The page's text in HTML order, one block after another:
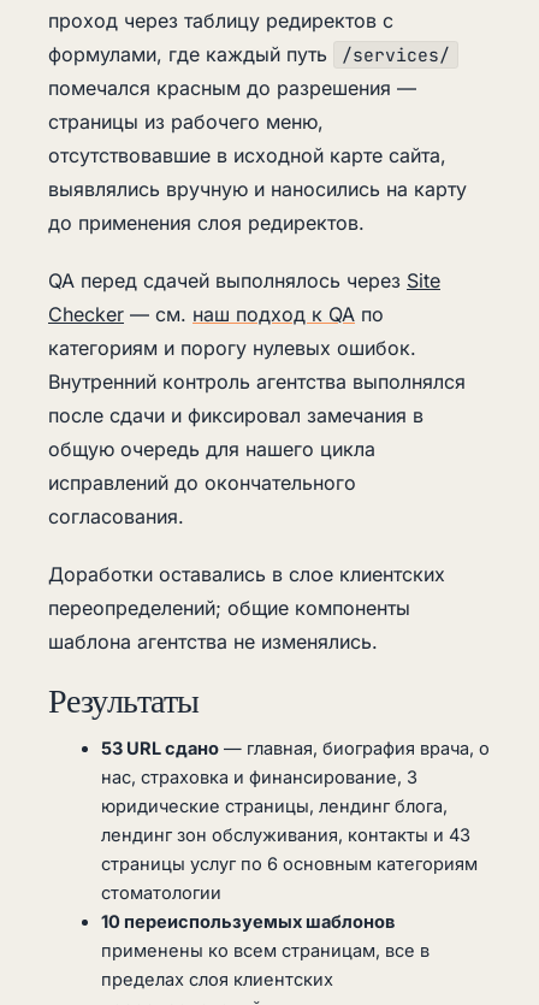
проход через таблицу редиректов с
формулами, где каждый путь
/services/
помечался красным до разрешения —
страницы из рабочего меню,
отсутствовавшие в исходной карте сайта,
выявлялись вручную и наносились на карту
до применения слоя редиректов.
QA перед сдачей выполнялось через Site
Checker — см. наш подход к QA по
категориям и порогу нулевых ошибок.
Внутренний контроль агентства выполнялся
после сдачи и фиксировал замечания в
общую очередь для нашего цикла
исправлений до окончательного
согласования.
Доработки оставались в слое клиентских
переопределений; общие компоненты
шаблона агентства не изменялись.
Результаты
53 URL сдано— главная, биография врача, о
нас, страховка и финансирование, 3
юридические страницы, лендинг блога,
лендинг зон обслуживания, контакты и 43
страницы услуг по 6 основным категориям
стоматологии
10 переиспользуемых шаблонов
применены ко всем страницам, все в
пределах слоя клиентских